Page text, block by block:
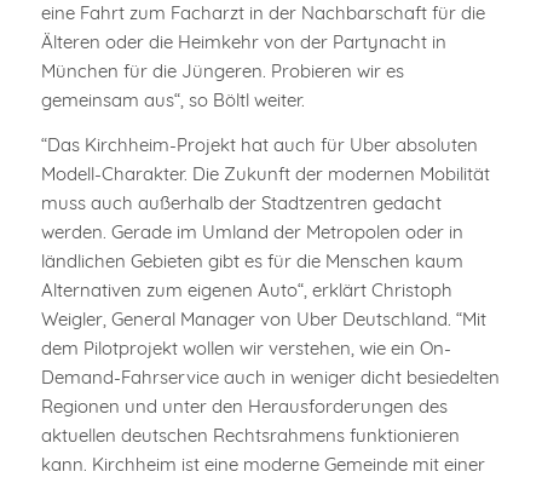
eine Fahrt zum Facharzt in der Nachbarschaft für die
Älteren oder die Heimkehr von der Partynacht in
München für die Jüngeren. Probieren wir es
gemeinsam aus“, so Böltl weiter.
“Das Kirchheim-Projekt hat auch für Uber absoluten
Modell-Charakter. Die Zukunft der modernen Mobilität
muss auch außerhalb der Stadtzentren gedacht
werden. Gerade im Umland der Metropolen oder in
ländlichen Gebieten gibt es für die Menschen kaum
Alternativen zum eigenen Auto“, erklärt Christoph
Weigler, General Manager von Uber Deutschland. “Mit
dem Pilotprojekt wollen wir verstehen, wie ein On-
Demand-Fahrservice auch in weniger dicht besiedelten
Regionen und unter den Herausforderungen des
aktuellen deutschen Rechtsrahmens funktionieren
kann. Kirchheim ist eine moderne Gemeinde mit einer